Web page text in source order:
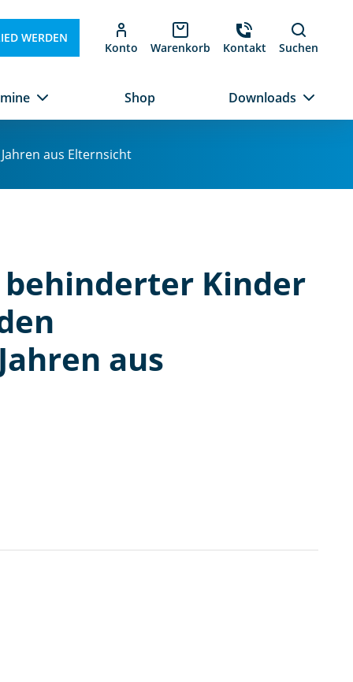
WERDEN
Konto Warenkorb Kontakt Suchen
Shop Downloads
aus Elternsicht
Kinder
aus